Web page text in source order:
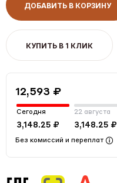
ДОБАВИТЬ В КОРЗИНУ
КУПИТЬ В 1 КЛИК
12,593 ₽
Сегодня
3,148.25 ₽
22 августа
3,148.25 ₽
Без комиссий и переплат